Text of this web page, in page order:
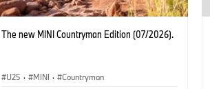
The new MINI Countryman Edition (07/2026).
U25 · MINI · Countryman